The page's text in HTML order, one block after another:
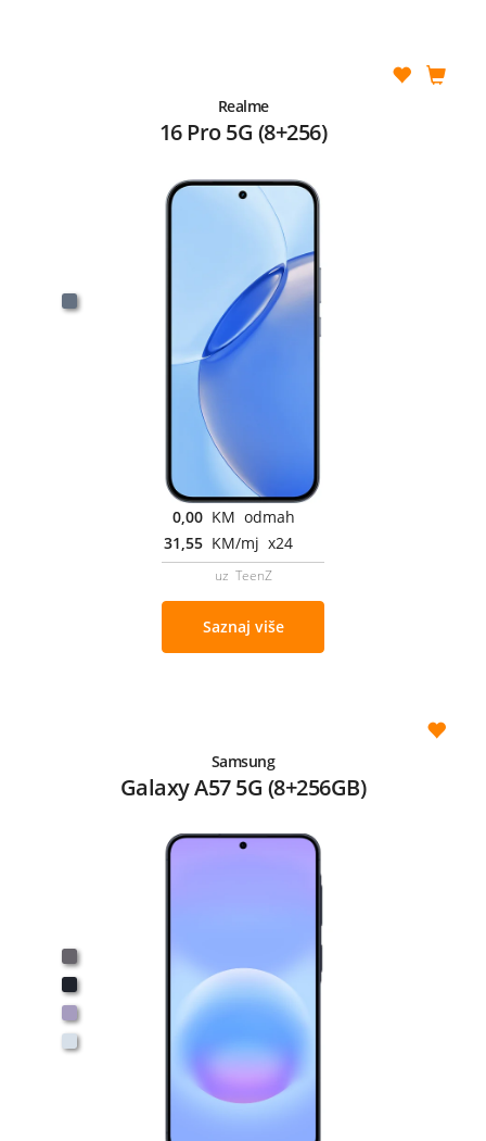
Realme
16 Pro 5G (8+256)
0,00 KM odmah
31,55 KM/mj x24
uz TeenZ
Saznaj više
Samsung
Galaxy A57 5G (8+256GB)